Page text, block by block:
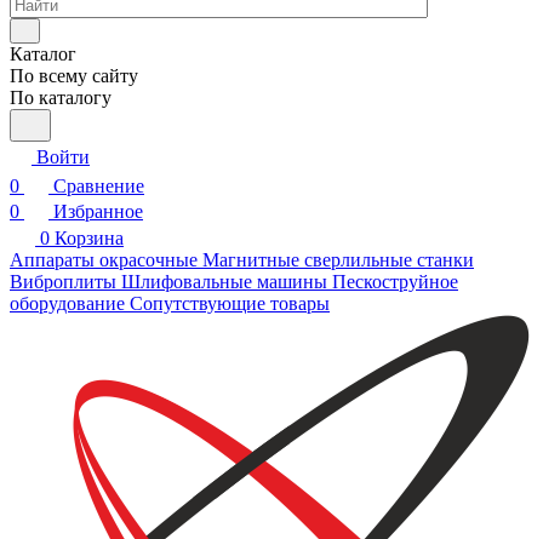
Каталог
По всему сайту
По каталогу
Войти
0
Сравнение
0
Избранное
0 Корзина
Аппараты окрасочные Магнитные сверлильные станки
Виброплиты Шлифовальные машины Пескоструйное
оборудование Сопутствующие товары